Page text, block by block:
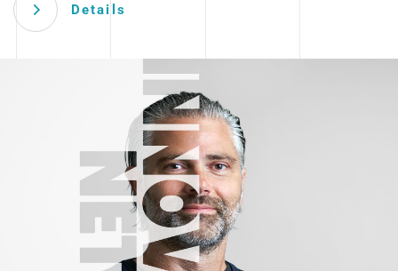
Details